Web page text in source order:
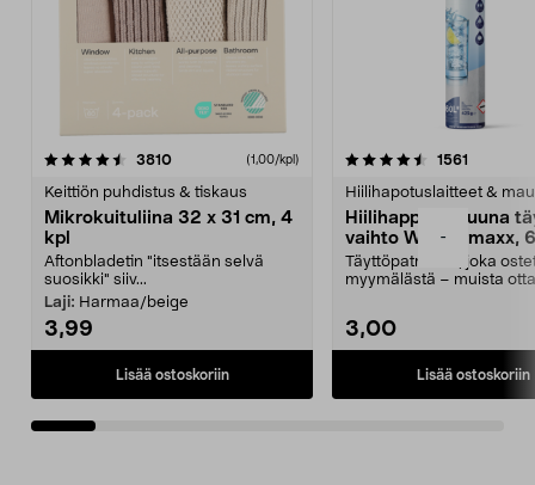
-
3810arvostelut (1,00/kpl)
Keittiön puhdistus & tiskaus
Mikrokuituliina 32 x 31 cm, 4
kpl
Aftonbladetin "itsestään selvä
suosikki" siiv...
Laji: Harmaa/beige
3,99
Lisää ostoskoriin
4.5viidestä
1561
Hiilihapotuslaitteet &
Hiilihappopatruuna
vaihto Wassermaxx,
Täyttöpatruuna, joka
myymälästä – muista
3,00
Lisää ostoskoriin
4.5viidestä